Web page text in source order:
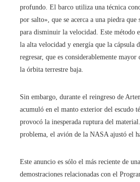
profundo. El barco utiliza una técnica
por salto», que se acerca a una piedra que
para disminuir la velocidad. Este método
la alta velocidad y energía que la cápsula
regresar, que es considerablemente mayor
la órbita terrestre baja.
Sin embargo, durante el reingreso de
acumuló en el manto exterior del escudo
provocó la inesperada ruptura del
problema, el avión de la NASA ajustó el
Este anuncio es sólo el más reciente de
demostraciones relacionadas con el